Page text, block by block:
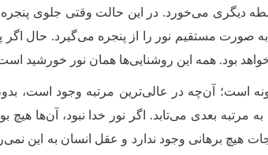
دیگری می‌خورد. در این حالت وقتی جلوی
صورت مستقیم نور را از پنجره می‌گیرد. حال
بود. همه این روشنایی‌ها همان نور خورشید
است؛ آن‌چه در عالی‌ترین مرتبه وجود است،
مرتبه بعدی می‌تابد. اگر نور خدا نبود، آن‌ها
هیچ برهانی وجود ندارد و عقل انسان به این